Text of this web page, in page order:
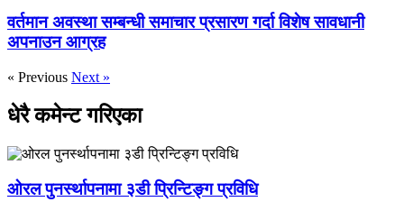
वर्तमान अवस्था सम्बन्धी समाचार प्रसारण गर्दा विशेष सावधानी
अपनाउन आग्रह
« Previous Next »
धेरै कमेन्ट गरिएका
ओरल पुनर्स्थापनामा ३डी प्रिन्टिङ्ग प्रविधि